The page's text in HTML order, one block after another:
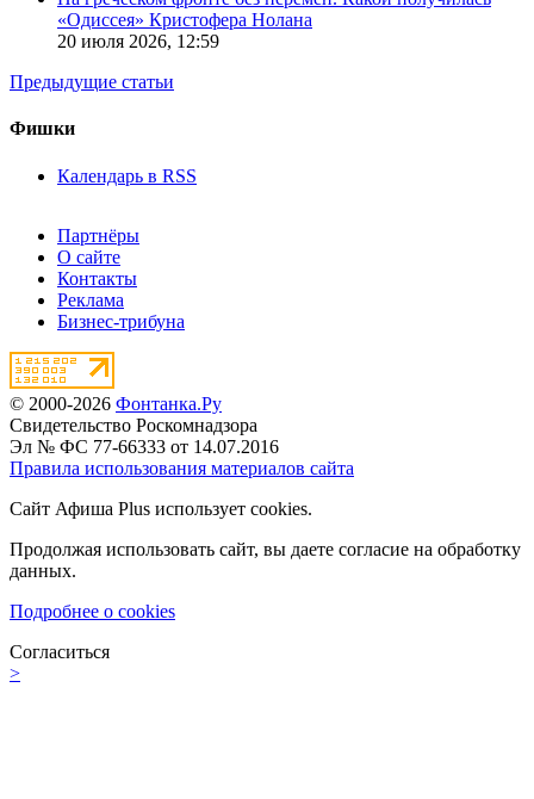
«Одиссея» Кристофера Нолана
20 июля 2026, 12:59
Предыдущие статьи
Фишки
Календарь в RSS
Партнёры
О сайте
Контакты
Реклама
Бизнес-трибуна
© 2000-2026 Фонтанка.Ру
Свидетельство Роскомнадзора
Эл № ФС 77-66333 от 14.07.2016
Правила использования материалов сайта
Сайт Афиша Plus использует cookies.
Продолжая использовать сайт, вы даете согласие на обработку
данных.
Подробнее о cookies
Согласиться
>